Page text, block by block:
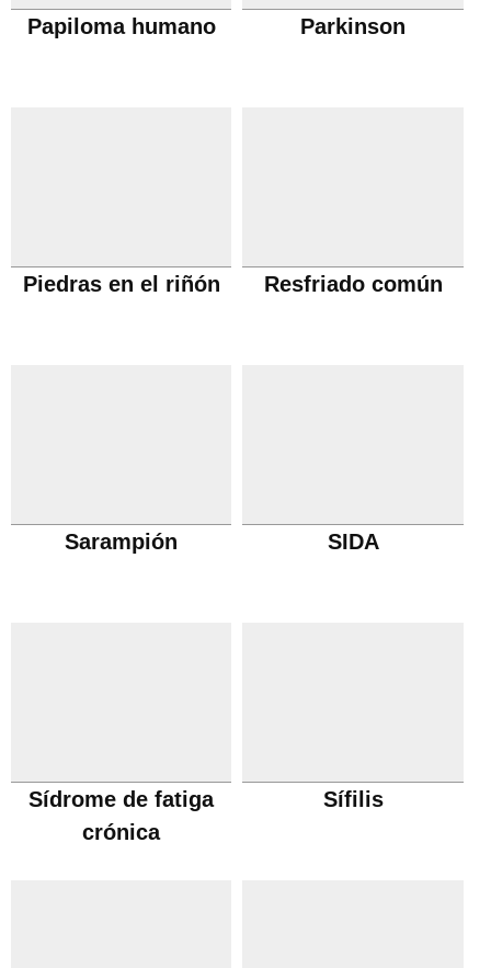
Papiloma humano Parkinson
Piedras en el riñón Resfriado común
Sarampión SIDA
Sídrome de fatiga
crónica
Sífilis